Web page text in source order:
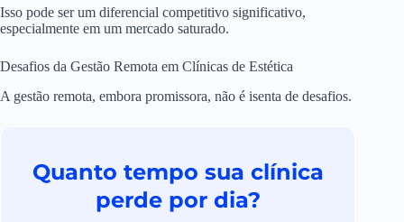
Isso pode ser um diferencial competitivo significativo,
especialmente em um mercado saturado.
Desafios da Gestão Remota em Clínicas de Estética
A gestão remota, embora promissora, não é isenta de desafios.
Quanto tempo sua clínica
perde por dia?